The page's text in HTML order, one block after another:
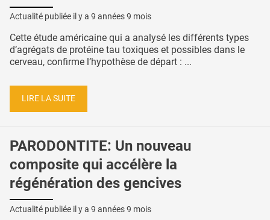
Actualité publiée il y a 9 années 9 mois
Cette étude américaine qui a analysé les différents types
d’agrégats de protéine tau toxiques et possibles dans le
cerveau, confirme l’hypothèse de départ : ...
LIRE LA SUITE
PARODONTITE: Un nouveau
composite qui accélère la
régénération des gencives
Actualité publiée il y a 9 années 9 mois